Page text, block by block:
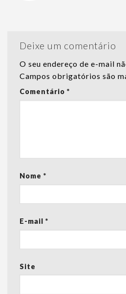
Deixe um comentário
O seu endereço de e-mail
Campos obrigatórios são
Comentário *
Nome *
E-mail *
Site